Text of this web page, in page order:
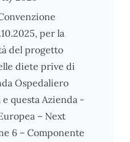
per la
del progetto
diete prive di
Ospedaliero
questa Azienda -
– Next
6 – Componente